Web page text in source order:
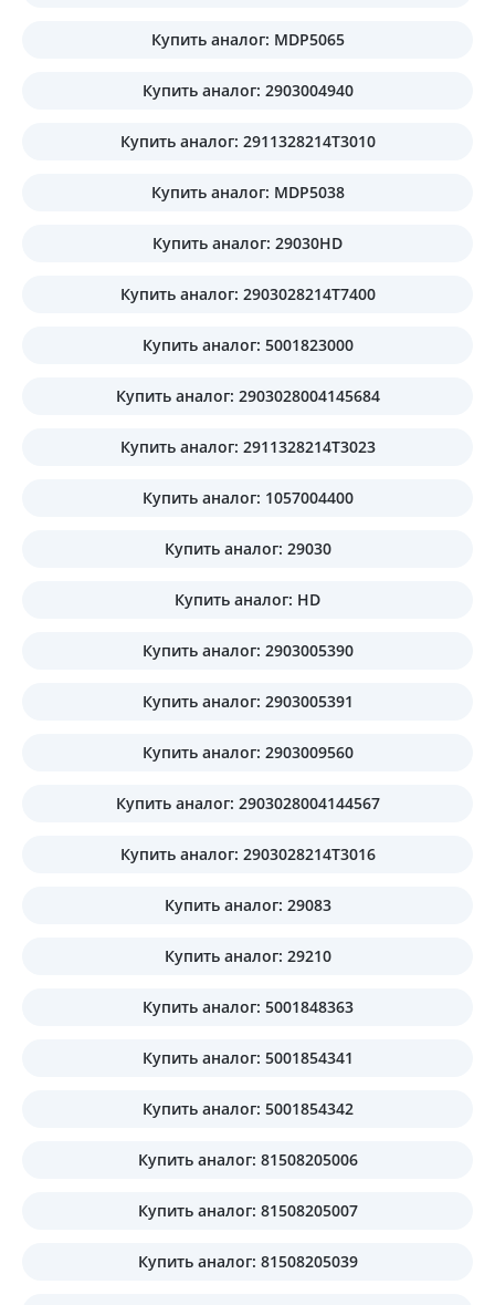
Купить аналог: MDP5065
Купить аналог: 2903004940
Купить аналог: 2911328214T3010
Купить аналог: MDP5038
Купить аналог: 29030HD
Купить аналог: 2903028214T7400
Купить аналог: 5001823000
Купить аналог: 2903028004145684
Купить аналог: 2911328214T3023
Купить аналог: 1057004400
Купить аналог: 29030
Купить аналог: HD
Купить аналог: 2903005390
Купить аналог: 2903005391
Купить аналог: 2903009560
Купить аналог: 2903028004144567
Купить аналог: 2903028214T3016
Купить аналог: 29083
Купить аналог: 29210
Купить аналог: 5001848363
Купить аналог: 5001854341
Купить аналог: 5001854342
Купить аналог: 81508205006
Купить аналог: 81508205007
Купить аналог: 81508205039